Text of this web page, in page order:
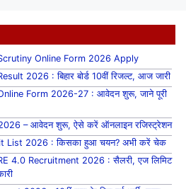
Online Form 2026 Apply
2026 : बिहार बोर्ड 10वीं रिजल्ट, आज जारी
Form 2026-27 : आवेदन शुरू, जाने पूरी
– आवेदन शुरू, ऐसे करें ऑनलाइन रजिस्ट्रेशन
List 2026 : किसका हुआ चयन? अभी करें चेक
4.0 Recruitment 2026 : सैलरी, एज लिमिट